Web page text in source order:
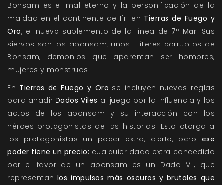
Bonsam es el mal eterno y la personificación de la
maldad en el continente de Ifri en Tierras de Fuego y
Oro, el nuevo suplemento de la línea de 7º Mar. Sus
siervos son los abonsam, unos títeres corruptos de
Bonsam, demonios que aparentan ser hombres,
mujeres y monstruos.
En Tierras de Fuego y Oro se incluyen nuevas reglas
para añadir Dados Viles al juego por la influencia y los
actos de los abonsam y su interacción con los
héroes protagonistas de las historias. Esto otorga a
los protagonistas un poder extra, cierto, pero ese
poder tiene un precio: cualquier dado extra concedido
por el favor de un abonsam es un Dado Vil, que
representan los impulsos más oscuros y brutales que